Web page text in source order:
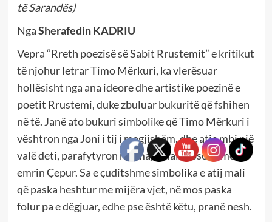
të Sarandës)
NgaSherafedin KADRIU
Vepra “Rreth poezisë së Sabit Rrustemit” e kritikut
të njohur letrar Timo Mërkuri, ka vlerësuar
hollësisht nga ana ideore dhe artistike poezinë e
poetit Rrustemi, duke zbuluar bukuritë që fshihen
në të. Janë ato bukuri simbolike që Timo Mërkuri i
vështron nga Joni i tij i magjishëm, dhe atje mbi një
valë deti, parafytyron një majë mali Kosove me
emrin Çepur. Sa e çuditshme simbolika e atij mali
që paska heshtur me mijëra vjet, në mos paska
folur pa e dëgjuar, edhe pse është këtu, pranë nesh.